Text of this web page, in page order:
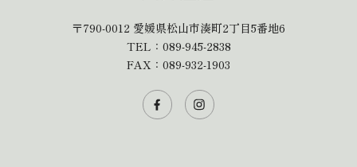
〒790-0012 愛媛県松山市湊町2丁目5番地6
TEL： 089-945-2838
FAX：089-932-1903